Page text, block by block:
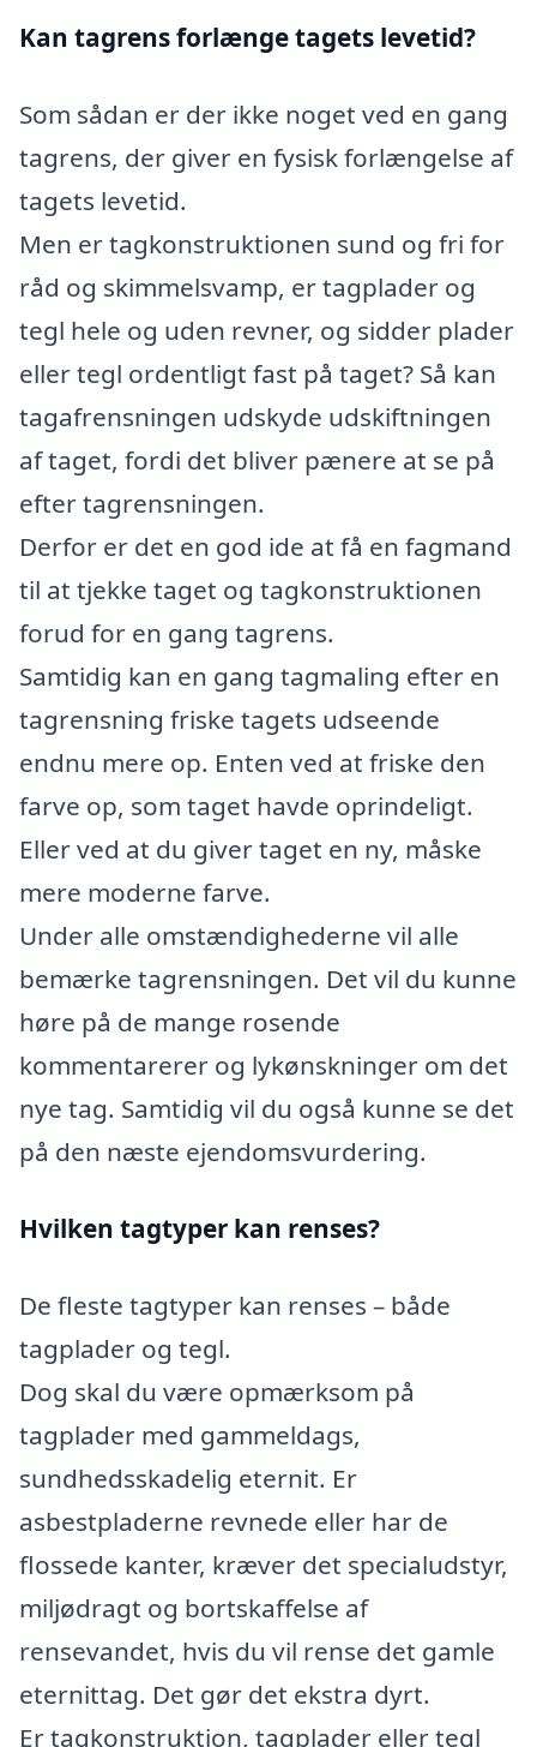
Kan tagrens forlænge tagets levetid?
Som sådan er der ikke noget ved en gang
tagrens, der giver en fysisk forlængelse af
tagets levetid.
Men er tagkonstruktionen sund og fri for
råd og skimmelsvamp, er tagplader og
tegl hele og uden revner, og sidder plader
eller tegl ordentligt fast på taget? Så kan
tagafrensningen udskyde udskiftningen
af taget, fordi det bliver pænere at se på
efter tagrensningen.
Derfor er det en god ide at få en fagmand
til at tjekke taget og tagkonstruktionen
forud for en gang tagrens.
Samtidig kan en gang tagmaling efter en
tagrensning friske tagets udseende
endnu mere op. Enten ved at friske den
farve op, som taget havde oprindeligt.
Eller ved at du giver taget en ny, måske
mere moderne farve.
Under alle omstændighederne vil alle
bemærke tagrensningen. Det vil du kunne
høre på de mange rosende
kommentarerer og lykønskninger om det
nye tag. Samtidig vil du også kunne se det
på den næste ejendomsvurdering.
Hvilken tagtyper kan renses?
De fleste tagtyper kan renses – både
tagplader og tegl.
Dog skal du være opmærksom på
tagplader med gammeldags,
sundhedsskadelig eternit. Er
asbestpladerne revnede eller har de
flossede kanter, kræver det specialudstyr,
miljødragt og bortskaffelse af
rensevandet, hvis du vil rense det gamle
eternittag. Det gør det ekstra dyrt.
Er tagkonstruktion, tagplader eller tegl